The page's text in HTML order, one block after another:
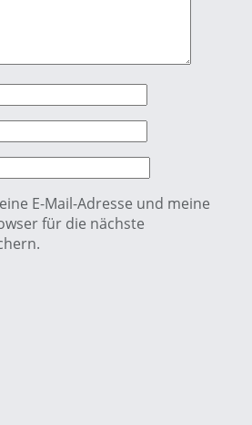
E-Mail-Adresse und meine
für die nächste